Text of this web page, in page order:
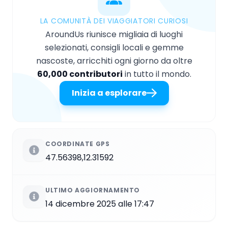
LA COMUNITÀ DEI VIAGGIATORI CURIOSI
AroundUs riunisce migliaia di luoghi
selezionati, consigli locali e gemme
nascoste, arricchiti ogni giorno da oltre
60,000 contributori in tutto il mondo.
Inizia a esplorare
COORDINATE GPS
47.56398,12.31592
ULTIMO AGGIORNAMENTO
14 dicembre 2025 alle 17:47